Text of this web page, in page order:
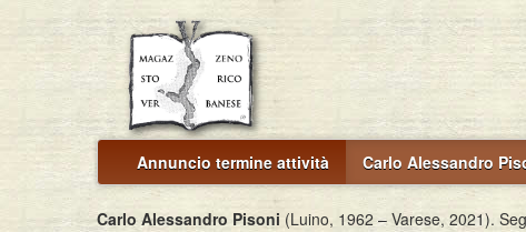
Annuncio termine attività Carlo Alessandro
Carlo Alessandro Pisoni (Luino, 1962 – Varese, 2021).